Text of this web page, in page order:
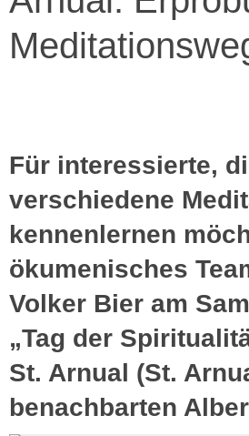
Für interessierte,
verschiedene
kennenlernen
ökumenisches
Volker Bier am
„Tag der
St. Arnual (St.
benachbarten